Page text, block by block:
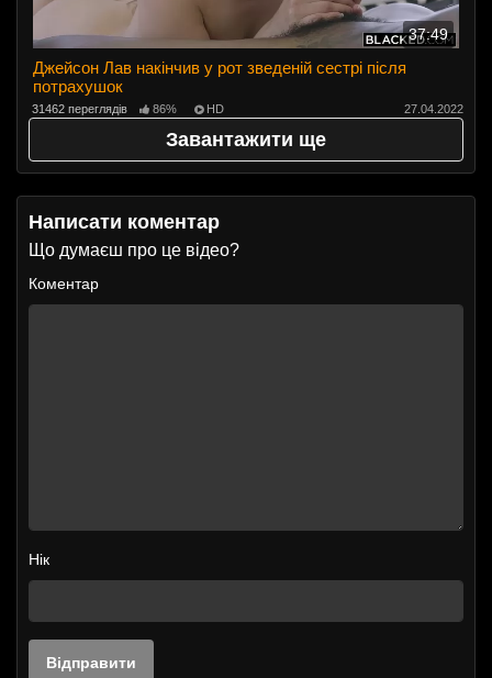
37:49
Джейсон Лав накінчив у рот зведеній сестрі після
потрахушок
31462 переглядів 86% HD 27.04.2022
Завантажити ще
Написати коментар
Що думаєш про це відео?
Коментар
Нік